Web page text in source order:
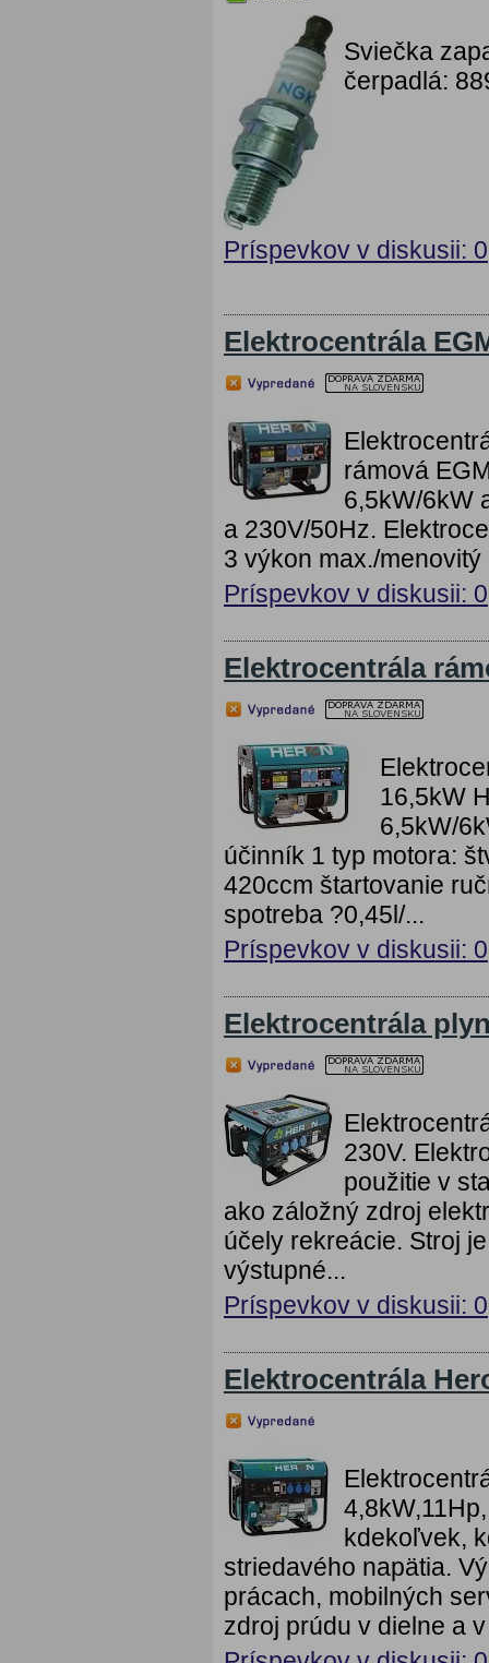
Sviečka
čerpadlá:
Príspevkov v diskusii: 0
Elektrocentrála
rámová
6,5kW/6kW
a 230V/50Hz.
3 výkon max./
Príspevkov v diskusii: 0
Elektrocentrála
16,5kW
6,5kW/
účinník 1 typ motora:
420ccm štartovanie
spotreba ?0,45l/...
Príspevkov v diskusii: 0
Elektrocentrála
230V.
použitie v
ako záložný zdroj
účely rekreácie. Stroj
výstupné...
Príspevkov v diskusii: 0
Elektrocentrála
kdekoľvek,
striedavého napätia.
prácach, mobilných
zdroj prúdu v dielne a